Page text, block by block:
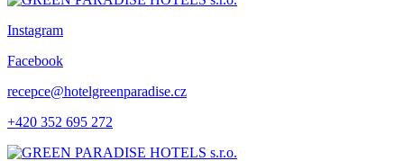
Instagram
Facebook
recepce@hotelgreenparadise.cz
+420 352 695 272